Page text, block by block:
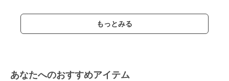
トアップ対応≫
17,765
もっとみる
あなたへのおすすめアイテム